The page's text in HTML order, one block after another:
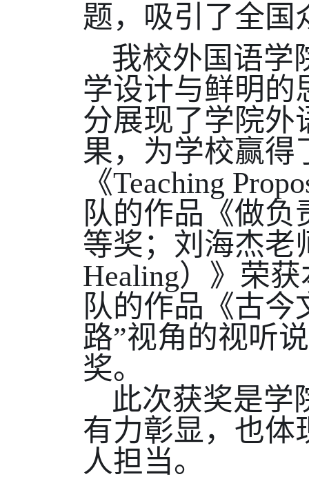
题，吸引了全国
我校外国语学
学设计与鲜明的
分展现了学院外
果，为学校赢得
《Teaching
队的作品《做
等奖；刘海杰老
Healing）》荣
队的作品《古
路”视角的视听
奖。
此次获奖是学
有力彰显，也体
人担当。